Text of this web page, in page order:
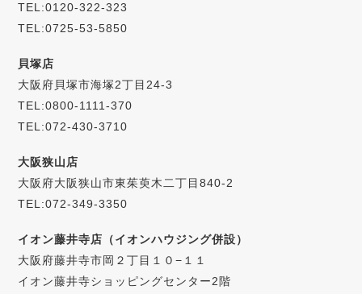
TEL:0120-322-323
TEL:0725-53-5850
貝塚店
大阪府貝塚市海塚2丁目24-3
TEL:0800-1111-370
TEL:072-430-3710
大阪狭山店
大阪府大阪狭山市東茱萸木二丁目840-2
TEL:072-349-3350
イオン藤井寺店（イオンハウジング併設）
大阪府藤井寺市岡２丁目１０−１１
イオン藤井寺ショッピングセンター2階